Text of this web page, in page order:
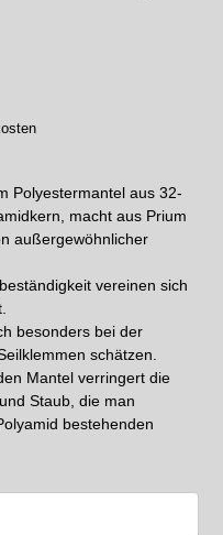
Polyestermantel aus 32-
macht aus Prium
außergewöhnlicher
vereinen sich
besonders bei der
schätzen.
Mantel verringert die
Staub, die man
bestehenden